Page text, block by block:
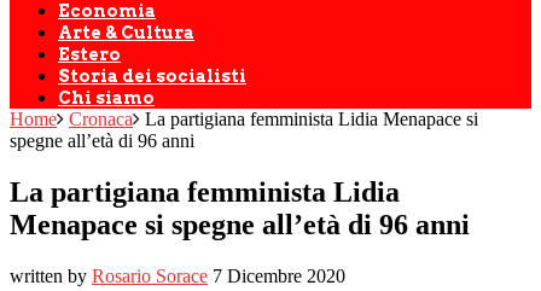
Economia
Arte & Cultura
Estero
Storia dei socialisti
Chi siamo
Home Cronaca
La partigiana femminista Lidia Menapace si
spegne all’età di 96 anni
La partigiana femminista Lidia
Menapace si spegne all’età di 96 anni
written by Rosario Sorace 7 Dicembre 2020